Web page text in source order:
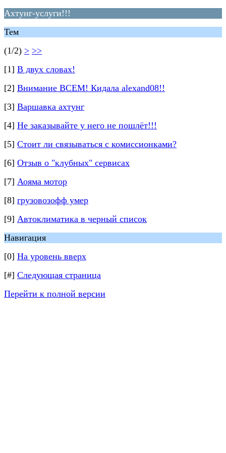
Ахтунг-услуги!!!
Тем
(1/2) > >>
[1] В двух словах!
[2] Внимание ВСЕМ! Кидала alexand08!!
[3] Варшавка ахтунг
[4] Не заказывайте у него не пошлёт!!!
[5] Стоит ли связываться с комиссионками?
[6] Отзыв о "клубных" сервисах
[7] Аояма мотор
[8] грузовозофф умер
[9] Автоклиматика в черный список
Навигация
[0] На уровень вверх
[#] Следующая страница
Перейти к полной версии